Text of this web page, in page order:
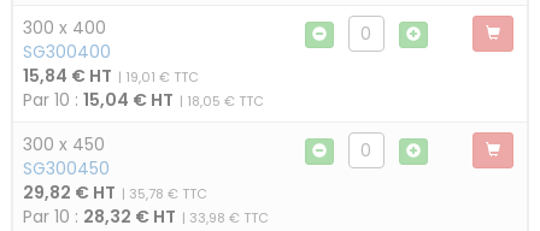
300 x 400
SG300400
15,84 € HT | 19,01 € TTC
Par 10 : 15,04 € HT | 18,05 € TTC
300 x 450
SG300450
29,82 € HT | 35,78 € TTC
Par 10 : 28,32 € HT | 33,98 € TTC